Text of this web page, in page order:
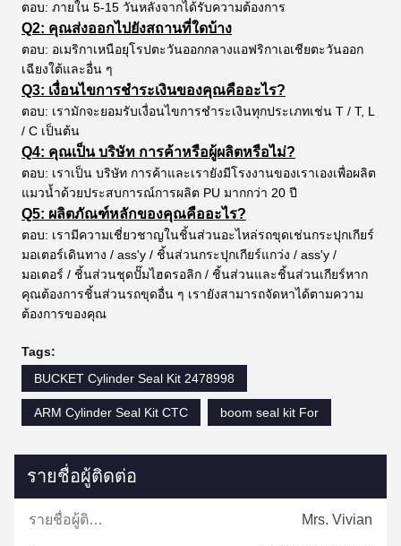
ตอบ: ภายใน 5-15 วันหลังจากได้รับความต้องการ
Q2: คุณส่งออกไปยังสถานที่ใดบ้าง
ตอบ: อเมริกาเหนือยุโรปตะวันออกกลางแอฟริกาเอเชียตะวันออก
เฉียงใต้และอื่น ๆ
Q3: เงื่อนไขการชำระเงินของคุณคืออะไร?
ตอบ: เรามักจะยอมรับเงื่อนไขการชำระเงินทุกประเภทเช่น T / T, L
/ C เป็นต้น
Q4: คุณเป็น บริษัท การค้าหรือผู้ผลิตหรือไม่?
ตอบ: เราเป็น บริษัท การค้าและเรายังมีโรงงานของเราเองเพื่อผลิต
แมวน้ำด้วยประสบการณ์การผลิต PU มากกว่า 20 ปี
Q5: ผลิตภัณฑ์หลักของคุณคืออะไร?
ตอบ: เรามีความเชี่ยวชาญในชิ้นส่วนอะไหล่รถขุดเช่นกระปุกเกียร์
มอเตอร์เดินทาง / ass'y / ชิ้นส่วนกระปุกเกียร์แกว่ง / ass'y /
มอเตอร์ / ชิ้นส่วนชุดปั๊มไฮดรอลิก / ชิ้นส่วนและชิ้นส่วนเกียร์หาก
คุณต้องการชิ้นส่วนรถขุดอื่น ๆ เรายังสามารถจัดหาได้ตามความ
ต้องการของคุณ
Tags:
BUCKET Cylinder Seal Kit 2478998
ARM Cylinder Seal Kit CTC boom seal kit For
รายชื่อผู้ติดต่อ
รายชื่อผู้ติดต่อ: Mrs. Vivian